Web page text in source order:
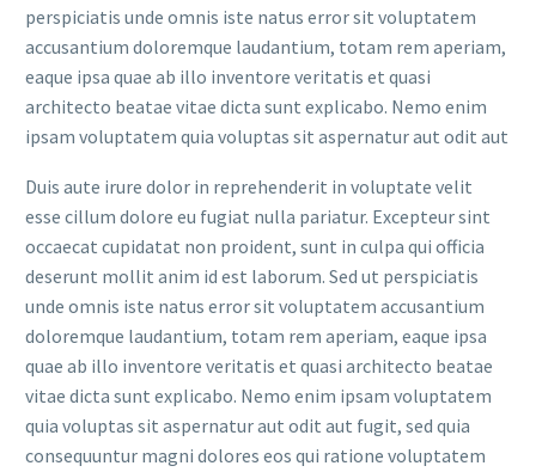
perspiciatis unde omnis iste natus error sit voluptatem
accusantium doloremque laudantium, totam rem aperiam,
eaque ipsa quae ab illo inventore veritatis et quasi
architecto beatae vitae dicta sunt explicabo. Nemo enim
ipsam voluptatem quia voluptas sit aspernatur aut odit aut
Duis aute irure dolor in reprehenderit in voluptate velit
esse cillum dolore eu fugiat nulla pariatur. Excepteur sint
occaecat cupidatat non proident, sunt in culpa qui officia
deserunt mollit anim id est laborum. Sed ut perspiciatis
unde omnis iste natus error sit voluptatem accusantium
doloremque laudantium, totam rem aperiam, eaque ipsa
quae ab illo inventore veritatis et quasi architecto beatae
vitae dicta sunt explicabo. Nemo enim ipsam voluptatem
quia voluptas sit aspernatur aut odit aut fugit, sed quia
consequuntur magni dolores eos qui ratione voluptatem